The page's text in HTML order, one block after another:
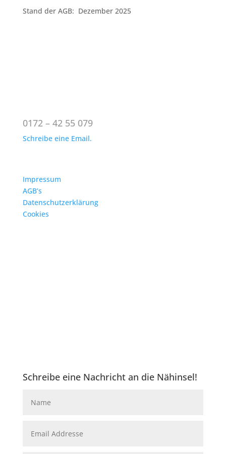
Stand der AGB: Dezember 2025
0172 – 42 55 079
Schreibe eine Email.
Impressum
AGB’s
Datenschutzerklärung
Cookies
Schreibe eine Nachricht an die Nähinsel!